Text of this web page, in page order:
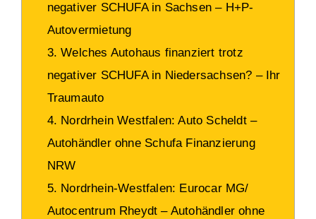
negativer SCHUFA in Sachsen – H+P-
Autovermietung
3. Welches Autohaus finanziert trotz
negativer SCHUFA in Niedersachsen? – Ihr
Traumauto
4. Nordrhein Westfalen: Auto Scheldt –
Autohändler ohne Schufa Finanzierung
NRW
5. Nordrhein-Westfalen: Eurocar MG/
Autocentrum Rheydt – Autohändler ohne